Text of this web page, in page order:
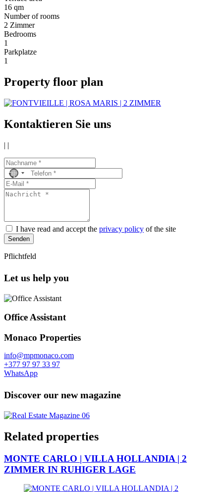
16 qm
Number of rooms
2 Zimmer
Bedrooms
1
Parkplatze
1
Property floor plan
Kontaktieren Sie uns
| |
No
country
selected
I have read and accept the privacy policy of the site
Senden
Pflichtfeld
Let us help you
Office Assistant
Monaco Properties
info@mpmonaco.com
+377 97 97 33 97
WhatsApp
Discover our new magazine
Related properties
MONTE CARLO | VILLA HOLLANDIA | 2
ZIMMER IN RUHIGER LAGE